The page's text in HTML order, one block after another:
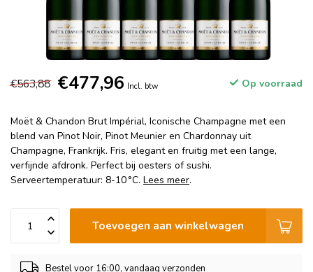
€563,88 €477,96 Incl. btw Op voorraad
Moët & Chandon Brut Impérial, Iconische Champagne met een
blend van Pinot Noir, Pinot Meunier en Chardonnay uit
Champagne, Frankrijk. Fris, elegant en fruitig met een lange,
verfijnde afdronk. Perfect bij oesters of sushi.
Serveertemperatuur: 8-10 °C. Lees meer.
Toevoegen aan winkelwagen
Bestel voor 16:00, vandaag verzonden